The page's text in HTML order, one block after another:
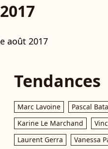
août 2017
Tendances
Marc Lavoine
Pascal
Karine Le Marchand
Laurent Gerra
Vanessa